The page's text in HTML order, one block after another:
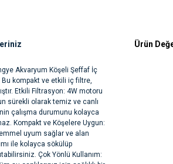
Akvaryum Köşeli Şeffaf İç
Bu kompakt ve etkili iç filtre,
Etkili Filtrasyon: 4W motoru
sürekli olarak temiz ve canlı
çalışma durumunu kolayca
Kompakt ve Köşelere Uygun:
uyum sağlar ve alan
ile kolayca sökülüp
Çok Yönlü Kullanım:
Ürün